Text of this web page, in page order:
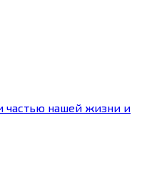
частью нашей жизни и